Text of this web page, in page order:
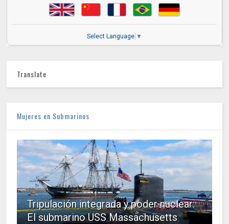
Select Language ▼
Translate
Mujeres en Submarinos
Tripulación integrada y poder nuclear:
El submarino USS Massachusetts